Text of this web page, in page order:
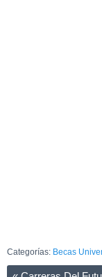
Categorías: Becas